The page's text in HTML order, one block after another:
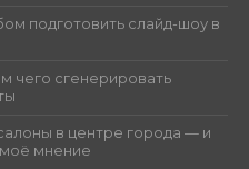
подготовить слайд-шоу в
чего сгенерировать
в центре города — и
мнение